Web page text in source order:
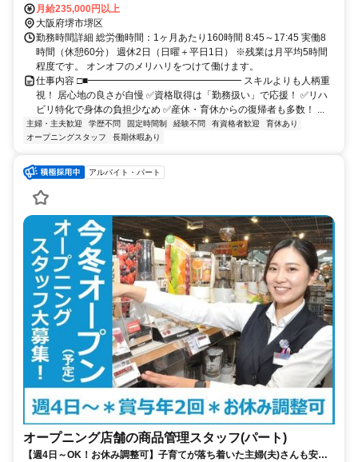
線「堺東駅」より徒歩約20分 ・南海バス「大仙中町」バス停より徒
歩約2分
月給235,000円以上
大阪府堺市堺区
勤務時間詳細 総労働時間：1ヶ月あたり160時間 8:45～17:45 実働8
時間（休憩60分） 週休2日（日曜＋平日1日） ※残業は月平均5時間
程度です。 オンオフのメリハリをつけて働けます。
仕事内容 □■━━━━━━━━━━━━━━━━ スキルよりも人柄重
視！ 居心地の良さが自慢 ✅資格取得は「勤務扱い」で応援！ ✅リハ
ビリ特化で身体の負担少なめ ✅産休・育休からの復帰者も多数！ ...
主婦・主夫歓迎 学歴不問 固定時間制 経験不問 有資格者歓迎
育休あり
オープニングスタッフ
長期休暇あり
アルバイト・パート
オープニング店舗の商品管理スタッフ(パート)
【週4日～OK！お休み調整可】子育てが落ち着いた主婦(夫)さんも安